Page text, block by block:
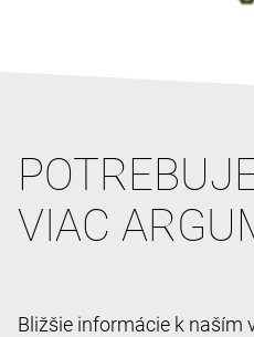
VIAC
Bližšie informácie k naším